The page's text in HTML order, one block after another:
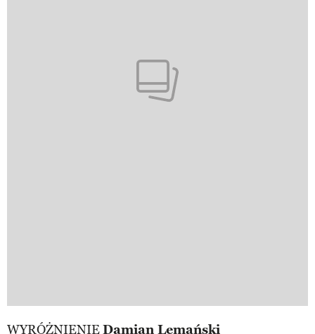
WYRÓŻNIENIEDamian Lemański